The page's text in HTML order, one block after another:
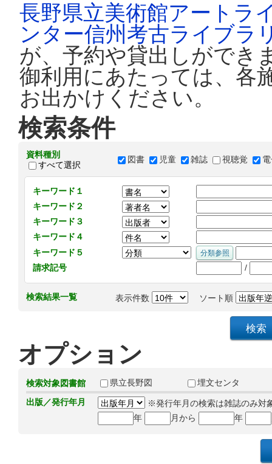
長野県立美術館アートラ
ンター信州考古ライブラ
が、予約や貸出しができ
御利用にあたっては、各
お出かけください。
検索条件
資料種別
すべて選択
図書 児童 雑誌 視聴覚
キーワード１
キーワード２
キーワード３
キーワード４
キーワード５
請求記号
/
検索結果一覧 表示件数 ソート順
オプション
検索対象図書館 県立長野図
埋文センタ
出版／発行年月
※発行年月の検索は雑誌のみ対
年
月から 年